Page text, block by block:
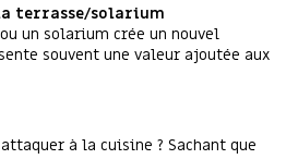
terrasse/solarium
un solarium crée un nouvel
souvent une valeur ajoutée aux
à la cuisine ? Sachant que